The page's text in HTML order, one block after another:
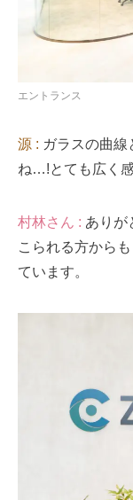
エントランス
源 : ガラスの曲線
ね…!とても広く感
村林さん : ありが
こられる方から
ています。